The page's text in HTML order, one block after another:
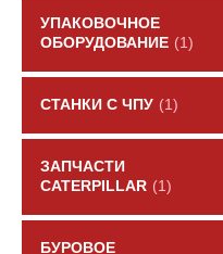
УПАКОВОЧНОЕ
ОБОРУДОВАНИЕ (1)
СТАНКИ С ЧПУ (1)
ЗАПЧАСТИ
CATERPILLAR (1)
БУРОВОЕ